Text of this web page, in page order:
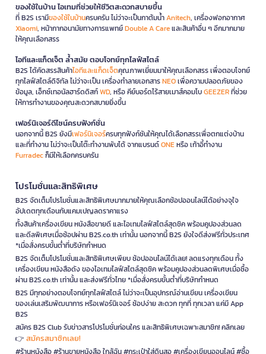
ของใช้ในบ้าน ไอเทมที่ช่วยให้ชีวิตสะดวกสบายขึ้น
ที่ B2S เรามีของใช้ในบ้านครบครัน ไม่ว่าจะเป็นกาต้มน้ำAnitech, เครื่องฟอกอากาศ
Xiaomi, หน้ากากอนามัยทางการแพทย์Double A Careและสินค้าอื่น ๆ อีกมากมาย
ให้คุณเลือกสรร
ไอทีและแก็ดเจ็ต ล้ำสมัย ตอบโจทย์ทุกไลฟ์สไตล์
B2S ได้คัดสรรสินค้าไอทีและแก็ดเจ็ตคุณภาพเยี่ยมมาให้คุณเลือกสรร เพื่อตอบโจทย์
ทุกไลฟ์สไตล์ดิจิทัล ไม่ว่าจะเป็น เครื่องทำลายเอกสารNEOเพื่อความปลอดภัยของ
ข้อมูล, เอ็กซ์เทอนัลฮาร์ดดิสก์WD, หรือ คีย์บอร์ดไร้สายเมาส์คอมโบGEEZERที่ช่วย
ให้การทำงานของคุณสะดวกสบายยิ่งขึ้น
เฟอร์นิเจอร์ดีไซน์ครบฟังก์ชั่น
นอกจากนี้ B2S ยังมีเฟอร์นิเจอร์ครบทุกฟังก์ชันให้คุณได้เลือกสรรเพื่อตกแต่งบ้าน
และที่ทำงาน ไม่ว่าจะเป็นโต๊ะทำงานพับได้ จากแบรนด์ONEหรือ เก้าอี้ทำงาน
Furradecก็มีให้เลือกครบครัน
โปรโมชั่นและสิทธิพิเศษ
B2S จัดเต็มโปรโมชั่นและสิทธิพิเศษมากมายให้คุณเลือกช้อปออนไลน์ได้อย่างจุใจ
อัปเดตทุกเดือนกับแคมเปญลดราคาแรง
ทั้งสินค้าเครื่องเขียน หนังสือขายดี และไอเทมไลฟ์สไตล์สุดชิค พร้อมคูปองส่วนลด
และดีลพิเศษเมื่อช้อปผ่าน B2S.co.th เท่านั้น นอกจากนี้ B2S ยังใจดีส่งฟรีทั่วประเทศ
*เมื่อสั่งครบขั้นต่ำที่บริษัทกำหนด
B2S จัดเต็มโปรโมชั่นและสิทธิพิเศษเพียบ ช้อปออนไลน์ได้เลย! ลดแรงทุกเดือน ทั้ง
เครื่องเขียน หนังสือดัง ของไอเทมไลฟ์สไตล์สุดชิค พร้อมคูปองส่วนลดพิเศษเมื่อซื้อ
ผ่าน B2S.co.th เท่านั้น และส่งฟรีทั่วไทย *เมื่อสั่งครบขั้นต่ำที่บริษัทกำหนด
B2S มีทุกอย่างตอบโจทย์ทุกไลฟ์สไตล์ ไม่ว่าจะเป็นอุปกรณ์อ่านเขียน เครื่องเขียน
ของเล่นเสริมพัฒนาการ หรือเฟอร์นิเจอร์ ช้อปง่าย สะดวก ทุกที่ ทุกเวลา แค่มี App
B2S
สมัคร B2S Club รับข่าวสารโปรโมชั่นก่อนใคร และสิทธิพิเศษเฉพาะสมาชิก! คลิกเลย
👉 สมัครสมาชิกเลย!
#ร้านหนังสือ #ร้านขายหนังสือ ใกล้ฉัน #กระเป๋าใส่ดินสอ #เครื่องเขียนออนไลน์ #ซื้อ